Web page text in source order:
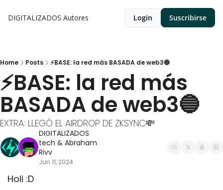
DIGITALIZADOS Autores Login Suscribirse
Home Posts ⚡BASE: la red más BASADA de web3🔵
⚡BASE: la red más
BASADA de web3🔵
EXTRA: LLEGÓ EL AIRDROP DE ZKSYNC💸
DIGITALIZADOS
tech & Abraham
Rivv
Jun 11, 2024
Holi :D